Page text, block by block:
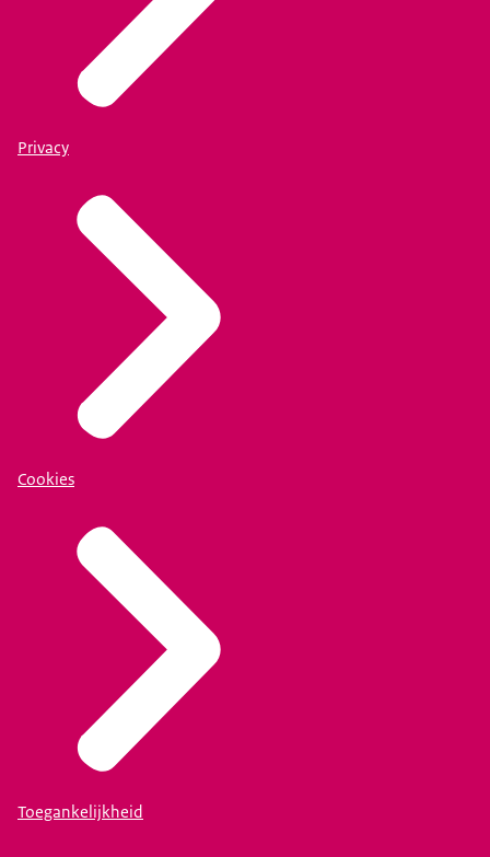
Privacy
Cookies
Toegankelijkheid